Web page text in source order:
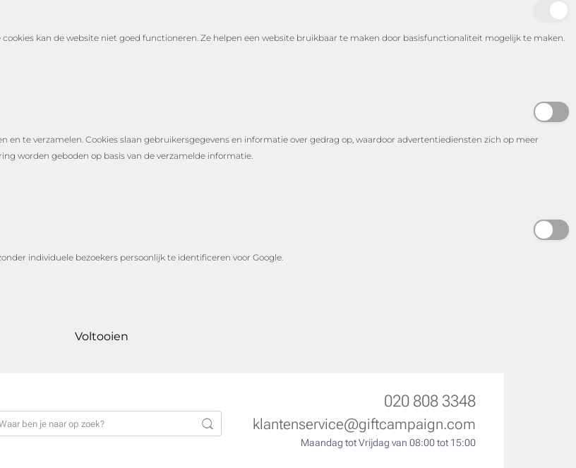
kan de website niet goed functioneren. Ze helpen een website bruikbaar te maken door basisfunctionaliteit mogelijk te maken.
te verzamelen. Cookies slaan gebruikersgegevens en informatie over gedrag op, waardoor advertentiediensten zich op meer
worden geboden op basis van de verzamelde informatie.
individuele bezoekers persoonlijk te identificeren voor Google.
Voltooien
020 808 3348
klantenservice@giftcampaign.com
Maandag tot Vrijdag van 08:00 tot 15:00